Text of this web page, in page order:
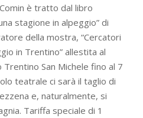
è tratto dal libro
stagione in alpeggio” di
della mostra, “Cercatori
in Trentino” allestita al
San Michele fino al 7
teatrale ci sarà il taglio di
e, naturalmente, si
Tariffa speciale di 1